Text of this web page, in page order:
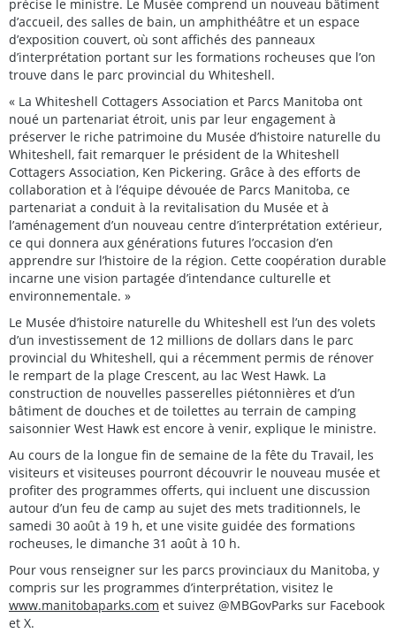
précise le ministre. Le Musée comprend un nouveau bâtiment
d’accueil, des salles de bain, un amphithéâtre et un espace
d’exposition couvert, où sont affichés des panneaux
d’interprétation portant sur les formations rocheuses que l’on
trouve dans le parc provincial du Whiteshell.
« La Whiteshell Cottagers Association et Parcs Manitoba ont
noué un partenariat étroit, unis par leur engagement à
préserver le riche patrimoine du Musée d’histoire naturelle du
Whiteshell, fait remarquer le président de la Whiteshell
Cottagers Association, Ken Pickering. Grâce à des efforts de
collaboration et à l’équipe dévouée de Parcs Manitoba, ce
partenariat a conduit à la revitalisation du Musée et à
l’aménagement d’un nouveau centre d’interprétation extérieur,
ce qui donnera aux générations futures l’occasion d’en
apprendre sur l’histoire de la région. Cette coopération durable
incarne une vision partagée d’intendance culturelle et
environnementale. »
Le Musée d’histoire naturelle du Whiteshell est l’un des volets
d’un investissement de 12 millions de dollars dans le parc
provincial du Whiteshell, qui a récemment permis de rénover
le rempart de la plage Crescent, au lac West Hawk. La
construction de nouvelles passerelles piétonnières et d’un
bâtiment de douches et de toilettes au terrain de camping
saisonnier West Hawk est encore à venir, explique le ministre.
Au cours de la longue fin de semaine de la fête du Travail, les
visiteurs et visiteuses pourront découvrir le nouveau musée et
profiter des programmes offerts, qui incluent une discussion
autour d’un feu de camp au sujet des mets traditionnels, le
samedi 30 août à 19 h, et une visite guidée des formations
rocheuses, le dimanche 31 août à 10 h.
Pour vous renseigner sur les parcs provinciaux du Manitoba, y
compris sur les programmes d’interprétation, visitez le
www.manitobaparks.com et suivez @MBGovParks sur Facebook
et X.